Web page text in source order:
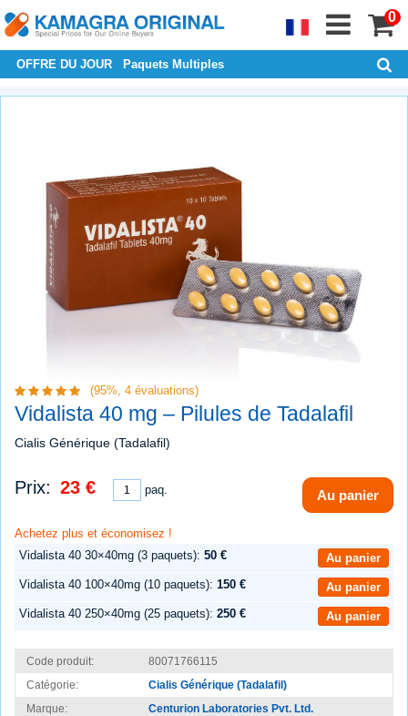
0
OFFRE DU JOUR Paquets Multiples
(95%, 4 évaluations)
Vidalista 40 mg – Pilules de Tadalafil
Cialis Générique (Tadalafil)
Prix: 23 € paq. Au panier
Achetez plus et économisez !
Vidalista 40 30×40mg (3 paquets): 50 €
Au panier
Vidalista 40 100×40mg (10 paquets): 150 €
Au panier
Vidalista 40 250×40mg (25 paquets): 250 € Au panier
Code produit:
80071766115
Catégorie:
Cialis Générique (Tadalafil)
Marque:
Centurion Laboratories Pvt. Ltd.